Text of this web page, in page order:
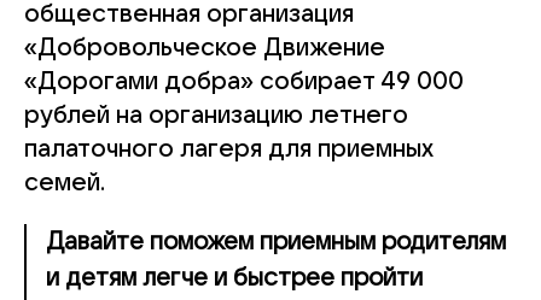
общественная организация
«Добровольческое Движение
«Дорогами добра» собирает 49 000
рублей на организацию летнего
палаточного лагеря для приемных
семей.
Давайте поможем приемным родителям
и детям легче и быстрее пройти